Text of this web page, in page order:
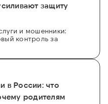
защиту
и мошенники:
контроль за
в России: что
родителям